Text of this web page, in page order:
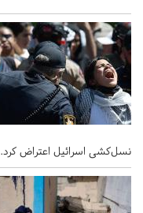
نسل‌کشی اسرائیل اعتراض کرد.